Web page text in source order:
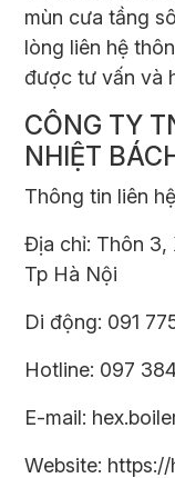
mùn cưa tầng
lòng liên hệ
được tư vấn và
CÔNG TY
NHIỆT
Thông tin liên
Địa chỉ: Thôn 3,
Tp Hà Nội
Di động: 091
Hotline: 097
E-mail:
Website: